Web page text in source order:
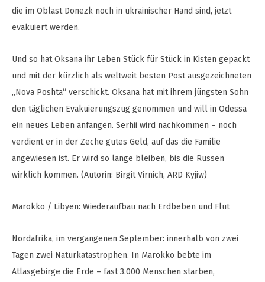
die im Oblast Donezk noch in ukrainischer Hand sind, jetzt
evakuiert werden.
Und so hat Oksana ihr Leben Stück für Stück in Kisten gepackt
und mit der kürzlich als weltweit besten Post ausgezeichneten
„Nova Poshta“ verschickt. Oksana hat mit ihrem jüngsten Sohn
den täglichen Evakuierungszug genommen und will in Odessa
ein neues Leben anfangen. Serhii wird nachkommen – noch
verdient er in der Zeche gutes Geld, auf das die Familie
angewiesen ist. Er wird so lange bleiben, bis die Russen
wirklich kommen. (Autorin: Birgit Virnich, ARD Kyjiw)
Marokko / Libyen: Wiederaufbau nach Erdbeben und Flut
Nordafrika, im vergangenen September: innerhalb von zwei
Tagen zwei Naturkatastrophen. In Marokko bebte im
Atlasgebirge die Erde – fast 3.000 Menschen starben,